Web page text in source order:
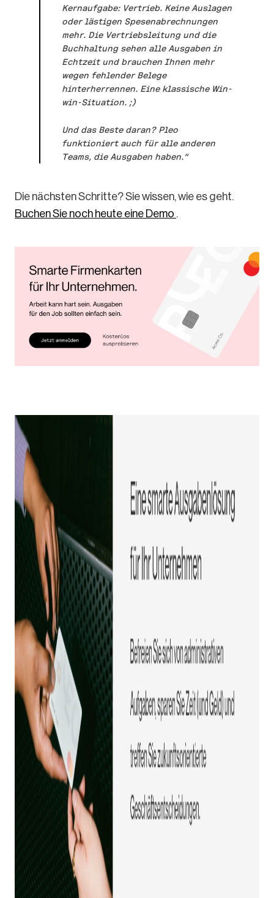
Kernaufgabe: Vertrieb. Keine Auslagen
oder lästigen Spesenabrechnungen
mehr. Die Vertriebsleitung und die
Buchhaltung sehen alle Ausgaben in
Echtzeit und brauchen Ihnen mehr
wegen fehlender Belege
hinterherrennen. Eine klassische Win-
win-Situation. ;)
Und das Beste daran? Pleo
funktioniert auch für alle anderen
Teams, die Ausgaben haben.“
Die nächsten Schritte? Sie wissen, wie es geht.
Buchen Sie noch heute eine Demo .